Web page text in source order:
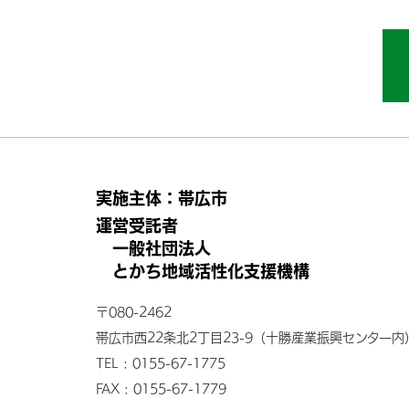
実施主体：帯広市
運営受託者
一般社団法人
とかち地域活性化支援機構
〒080-2462
帯広市西22条北2丁目23-9（十勝産業振興センター内
TEL : 0155-67-1775
FAX : 0155-67-1779